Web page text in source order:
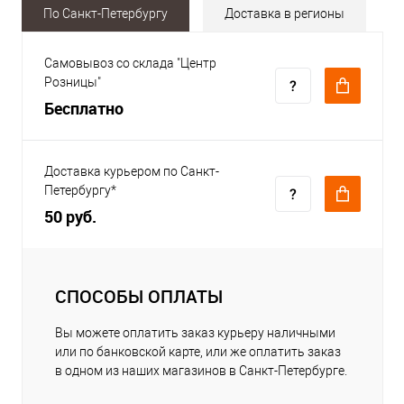
По Санкт-Петербургу Доставка в регионы
Самовывоз со склада "Центр
Розницы"
Бесплатно
Доставка курьером по Санкт-
Петербургу*
50 руб.
СПОСОБЫ ОПЛАТЫ
Вы можете оплатить заказ курьеру наличными
или по банковской карте, или же оплатить заказ
в одном из наших магазинов в Санкт-Петербурге.